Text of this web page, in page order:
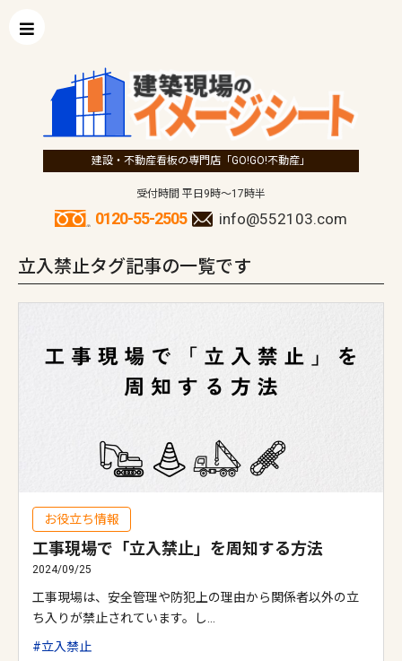
建設・不動産看板の専門店「GO!GO!不動産」
受付時間 平日9時～17時半
0120-55-2505 info@552103.com
立入禁止タグ記事の一覧です
お役立ち情報
工事現場で「立入禁止」を周知する方法
2024/09/25
工事現場は、安全管理や防犯上の理由から関係者以外の立
ち入りが禁止されています。し…
立入禁止